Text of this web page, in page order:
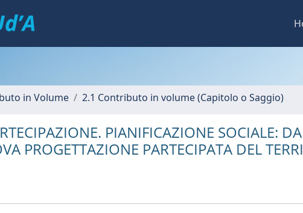
in Volume 2.1 Contributo in volume (Capitolo o Saggio)
PIANIFICAZIONE SOCIALE:
PROGETTAZIONE PARTECIPATA DEL